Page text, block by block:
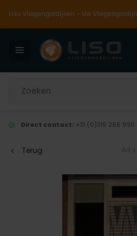
Liso Vliegengordijnen - Uw
Direct contact: +31 (0)316 266 990
Terug Art: